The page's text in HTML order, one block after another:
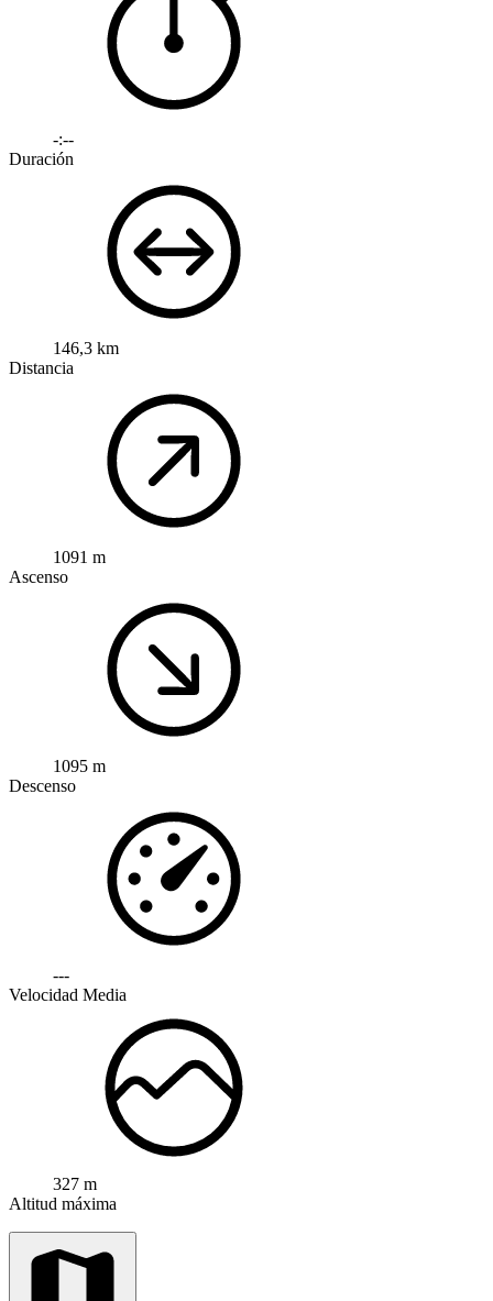
-:--
Duración
146,3 km
Distancia
1091 m
Ascenso
1095 m
Descenso
---
Velocidad Media
327 m
Altitud máxima